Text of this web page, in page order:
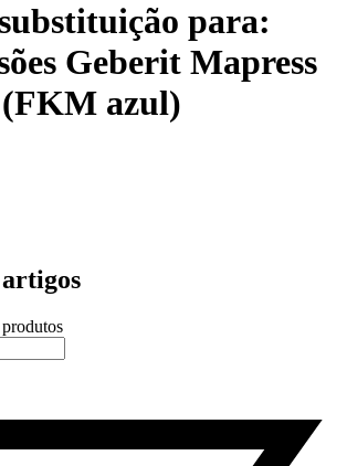
para:
Geberit Mapress
azul)